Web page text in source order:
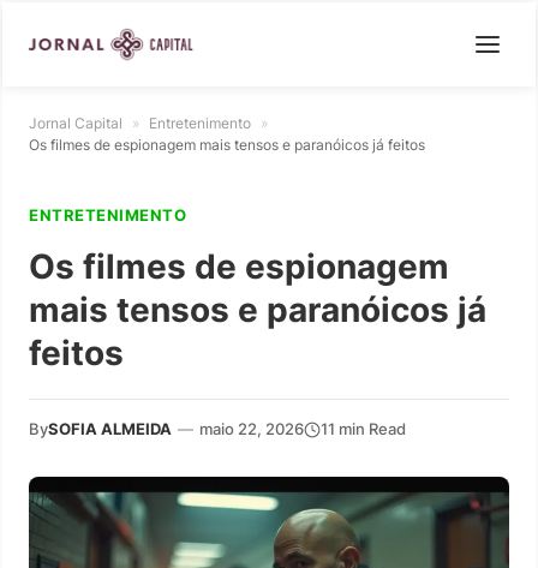
Jornal Capital » Entretenimento »
Os filmes de espionagem mais tensos e paranóicos já feitos
ENTRETENIMENTO
Os filmes de espionagem
mais tensos e paranóicos já
feitos
BySOFIA ALMEIDA — maio 22, 2026 11 min Read